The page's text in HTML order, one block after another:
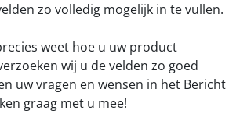
zo volledig mogelijk in te vullen.
weet hoe u uw product
wij u de velden zo goed
uw vragen en wensen in het Bericht
graag met u mee!